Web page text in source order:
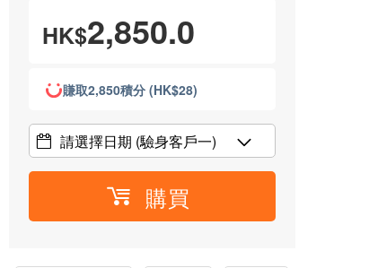
HK$2,850.0
賺取2,850積分 (HK$28)
請選擇日期 (驗身客戶一)
購買